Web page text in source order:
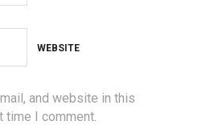
WEBSITE
and website in this
time I comment.